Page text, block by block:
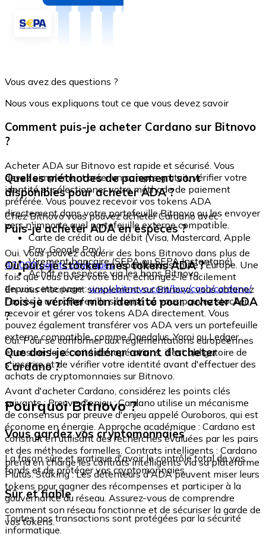
Vous avez des questions ?
Nous vous expliquons tout ce que vous devez savoir
Comment puis-je acheter Cardano sur Bitnovo
?
Acheter ADA sur Bitnovo est rapide et sécurisé. Vous
devez simplement créer un compte gratuit, vérifier votre
identité et sélectionner votre méthode de paiement
préférée. Vous pouvez recevoir vos tokens ADA
directement dans votre portefeuille Bitnovo ou les envoyer
vers n'importe quel portefeuille externe compatible.
Quelles méthodes de paiement sont
disponibles pour acheter ADA ?
Chez Bitnovo vous pouvez acheter Cardano avec :
Carte de crédit ou de débit (Visa, Mastercard, Apple
Pay, Google Pay)
Virement bancaire (SEPA ou SEPA Instantané)
Achat en espèces via les bons Bitnovo
Puis-je acheter ADA en espèces ?
Oui. Vous pouvez acquérir des bons Bitnovo dans plus de
40 000 points physiquesrépartis dans toute l'Europe. Une
fois que vous avez votre bon, échangez-le facilement
depuis cette page :www.bitnovo.com/buy/cash/cardano/
Où puis-je stocker mes tokens ADA ?
En vous inscrivant simplement sur Bitnovo, vous obtenez
l'accès à un portefeuille sécurisé où vous pouvez stocker,
recevoir et gérer vos tokens ADA directement. Vous
pouvez également transférer vos ADA vers un portefeuille
externe compatible, comme Daedalus, Yoroi ou Ledger.
Dois-je vérifier mon identité pour acheter ADA
?
Oui. Pour se conformer aux réglementations européennes
et assurer la sécurité des opérations, il est obligatoire de
s'inscrire et de vérifier votre identité avant d'effectuer des
achats de cryptomonnaies sur Bitnovo.
Que dois-je considérer avant d'acheter
Cardano ?
Avant d'acheter Cardano, considérez les points clés
suivants : Preuve d'enjeu : Cardano utilise un mécanisme
de consensus par preuve d'enjeu appelé Ouroboros, qui est
économe en énergie. Approche académique : Cardano est
construit en utilisant des recherches évaluées par les pairs
et des méthodes formelles. Contrats intelligents : Cardano
prend en charge les contrats intelligents via sa plateforme
Plutus. Staking : Les détenteurs d'ADA peuvent miser leurs
tokens pour gagner des récompenses et participer à la
gouvernance du réseau. Assurez-vous de comprendre
comment son réseau fonctionne et de sécuriser la garde de
vos tokens.
Pourquoi Bitnovo ?
Vous gardez vos cryptomonnaies
La façon sûre et pratique d'avoir le contrôle total de vos
fonds et de protéger vos cryptomonnaies.
Sûr et fiable
Toutes nos transactions sont protégées par la sécurité
informatique.